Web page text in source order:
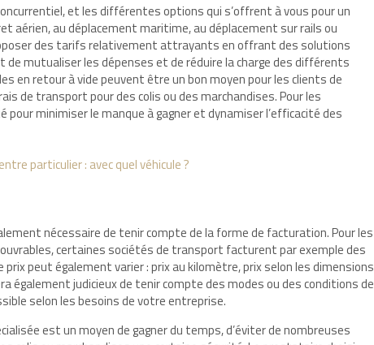
et les différentes options qui s’offrent à vous pour un
aérien, au déplacement maritime, au déplacement sur rails ou
des tarifs relativement attrayants en offrant des solutions
de mutualiser les dépenses et de réduire la charge des différents
en retour à vide peuvent être un bon moyen pour les clients de
de transport pour des colis ou des marchandises. Pour les
minimiser le manque à gagner et dynamiser l’efficacité des
particulier : avec quel véhicule ?
nécessaire de tenir compte de la forme de facturation. Pour les
certaines sociétés de transport facturent par exemple des
peut également varier : prix au kilomètre, prix selon les dimensions
également judicieux de tenir compte des modes ou des conditions de
selon les besoins de votre entreprise.
est un moyen de gagner du temps, d’éviter de nombreuses